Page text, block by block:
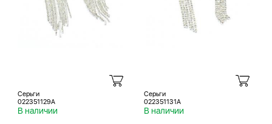
Серьги
022351129A
В наличии
Серьги
022351131A
В наличии